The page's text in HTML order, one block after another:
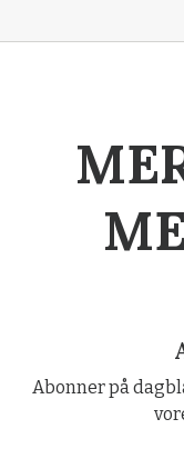
Abonner på